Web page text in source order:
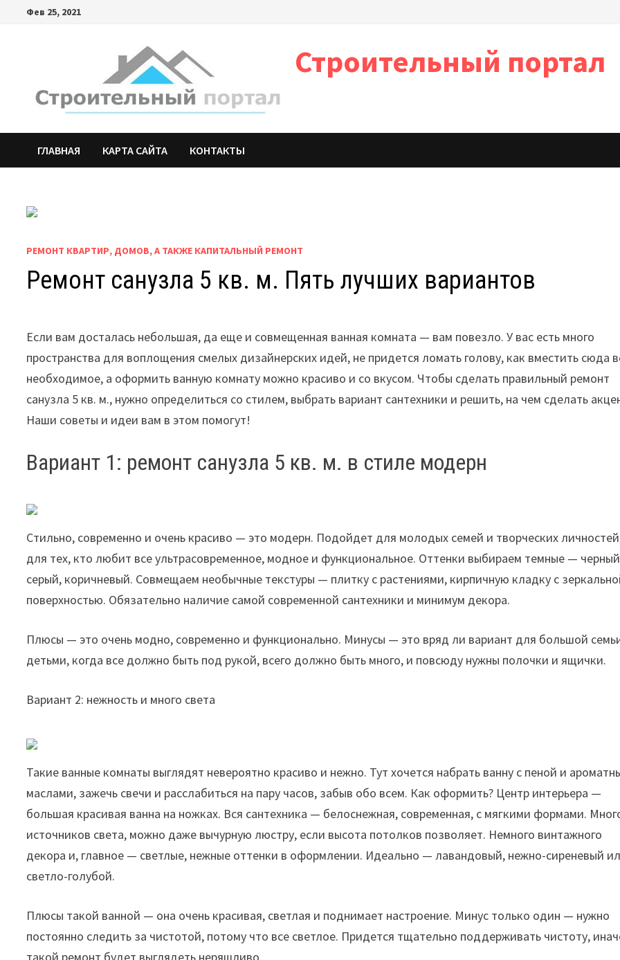
Фев 25, 2021
Строительный портал
ГЛАВНАЯ КАРТА САЙТА КОНТАКТЫ
РЕМОНТ КВАРТИР, ДОМОВ, А ТАКЖЕ КАПИТАЛЬНЫЙ РЕМОНТ
Ремонт санузла 5 кв. м. Пять лучших вариантов
Если вам досталась небольшая, да еще и совмещенная ванная комната — вам повезло. У вас есть много
пространства для воплощения смелых дизайнерских идей, не придется ломать голову, как вместить сюда
необходимое, а оформить ванную комнату можно красиво и со вкусом. Чтобы сделать правильный ремонт
санузла 5 кв. м., нужно определиться со стилем, выбрать вариант сантехники и решить, на чем сделать
Наши советы и идеи вам в этом помогут!
Вариант 1: ремонт санузла 5 кв. м. в стиле модерн
Стильно, современно и очень красиво — это модерн. Подойдет для молодых семей и творческих
для тех, кто любит все ультрасовременное, модное и функциональное. Оттенки выбираем темные —
серый, коричневый. Совмещаем необычные текстуры — плитку с растениями, кирпичную кладку с
поверхностью. Обязательно наличие самой современной сантехники и минимум декора.
Плюсы — это очень модно, современно и функционально. Минусы — это вряд ли вариант для большой
детьми, когда все должно быть под рукой, всего должно быть много, и повсюду нужны полочки и ящички.
Вариант 2: нежность и много света
Такие ванные комнаты выглядят невероятно красиво и нежно. Тут хочется набрать ванну с пеной и
маслами, зажечь свечи и расслабиться на пару часов, забыв обо всем. Как оформить? Центр интерьера —
большая красивая ванна на ножках. Вся сантехника — белоснежная, современная, с мягкими формами.
источников света, можно даже вычурную люстру, если высота потолков позволяет. Немного винтажного
декора и, главное — светлые, нежные оттенки в оформлении. Идеально — лавандовый, нежно-сиреневый
светло-голубой.
Плюсы такой ванной — она очень красивая, светлая и поднимает настроение. Минус только один — нужно
постоянно следить за чистотой, потому что все светлое. Придется тщательно поддерживать чистоту,
такой ремонт будет выглядеть неряшливо.